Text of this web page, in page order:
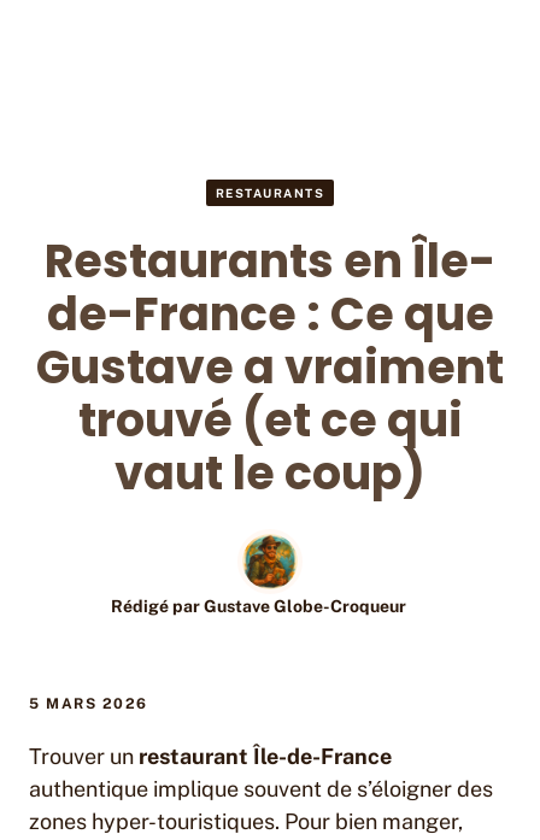
RESTAURANTS
Restaurants en Île-
de-France : Ce que
Gustave a vraiment
trouvé (et ce qui
vaut le coup)
Rédigé parGustave Globe-Croqueur
5 MARS 2026
Trouver un restaurant Île-de-France
authentique implique souvent de s’éloigner des
zones hyper-touristiques. Pour bien manger,